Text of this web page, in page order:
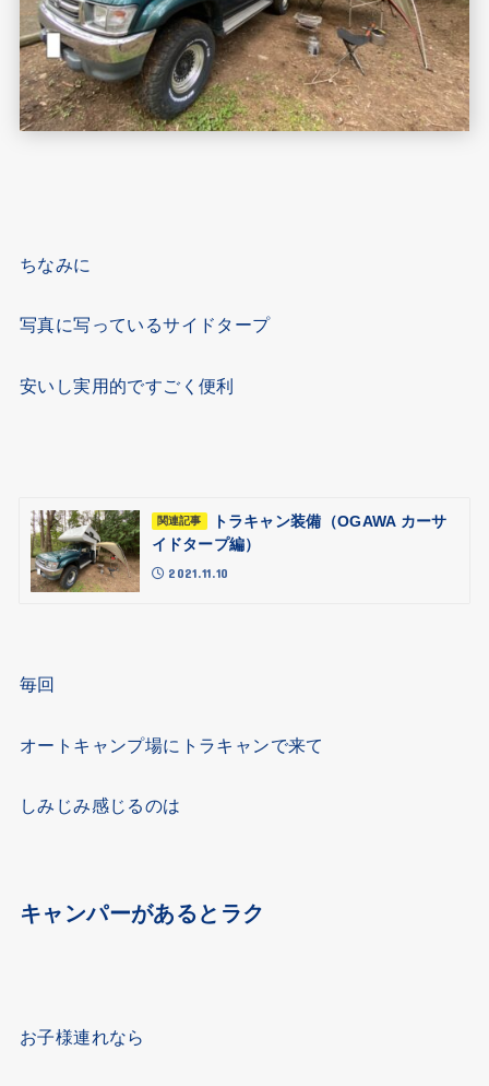
ちなみに
写真に写っているサイドタープ
安いし実用的ですごく便利
関連記事
トラキャン装備（OGAWA カーサ
イドタープ編）
2021.11.10
毎回
オートキャンプ場にトラキャンで来て
しみじみ感じるのは
キャンパーがあるとラク
お子様連れなら